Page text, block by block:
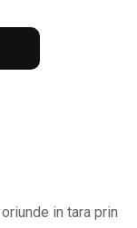
in tara prin